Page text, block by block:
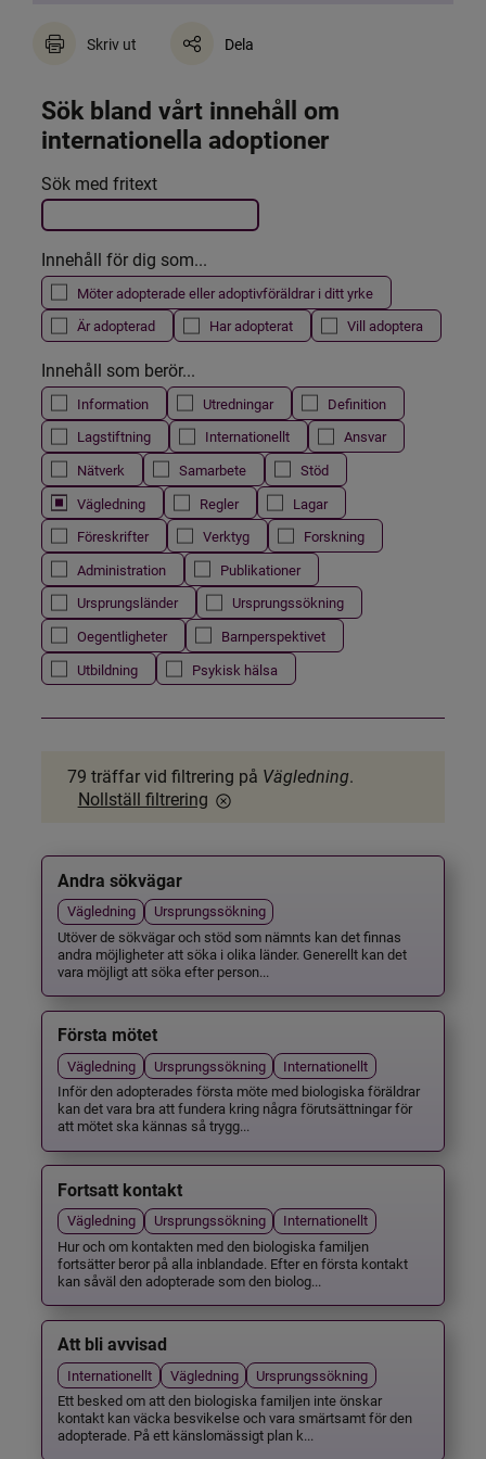
Skriv ut Dela
Sök bland vårt innehåll om
internationella adoptioner
Filtrera resultatet
Det här formuläret postas automatiskt
Sök med fritext
Innehåll för dig som...
Möter adopterade eller adoptivföräldrar i ditt yrke
Är adopterad
Har adopterat Vill adoptera
Innehåll som berör...
Information Utredningar
Definition
Lagstiftning
Internationellt
Ansvar
Nätverk
Samarbete
Stöd
Vägledning
Regler
Lagar
Föreskrifter
Verktyg
Forskning
Administration
Publikationer
Ursprungsländer
Ursprungssökning
Oegentligheter
Barnperspektivet
Utbildning
Psykisk hälsa
79 träffarvid filtrering på Vägledning.
Nollställ filtrering
Andra sökvägar
Vägledning
Ursprungssökning
Utöver de sökvägar och stöd som nämnts kan det finnas
andra möjligheter att söka i olika länder. Generellt kan det
vara möjligt att söka efter person...
Första mötet
Vägledning Ursprungssökning
Internationellt
Inför den adopterades första möte med biologiska föräldrar
kan det vara bra att fundera kring några förutsättningar för
att mötet ska kännas så trygg...
Fortsatt kontakt
Vägledning Ursprungssökning
Internationellt
Hur och om kontakten med den biologiska familjen
fortsätter beror på alla inblandade. Efter en första kontakt
kan såväl den adopterade som den biolog...
Att bli avvisad
Internationellt Vägledning
Ursprungssökning
Ett besked om att den biologiska familjen inte önskar
kontakt kan väcka besvikelse och vara smärtsamt för den
adopterade. På ett känslomässigt plan k...